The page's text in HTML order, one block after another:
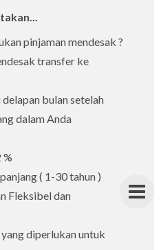
pinjaman mendesak ?
transfer ke
bulan setelah
dalam Anda
%
( 1-30 tahun )
Fleksibel dan
diperlukan untuk